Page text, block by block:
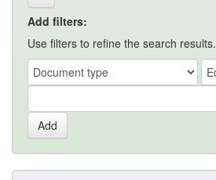
Add filters:
Use filters to refine the search results.